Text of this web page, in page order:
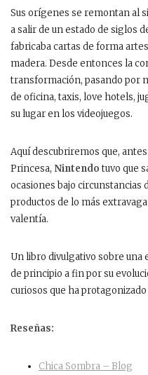
Sus orígenes se remontan al
a salir de un estado de siglos
fabricaba cartas de forma
madera. Desde entonces la
transformación, pasando por
de oficina, taxis, love hotels,
su lugar en los videojuegos.
Aquí descubriremos que, antes
Princesa, Nintendo tuvo que
ocasiones bajo circunstancias
productos de lo más
valentía.
Un libro divulgativo sobre
de principio a fin por su
curiosos que ha
Reseñas:
Chica Sombra – Blog